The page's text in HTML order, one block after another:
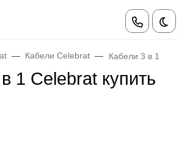
Кабели Celebrat Кабели 3 в 1
1 Celebrat купить